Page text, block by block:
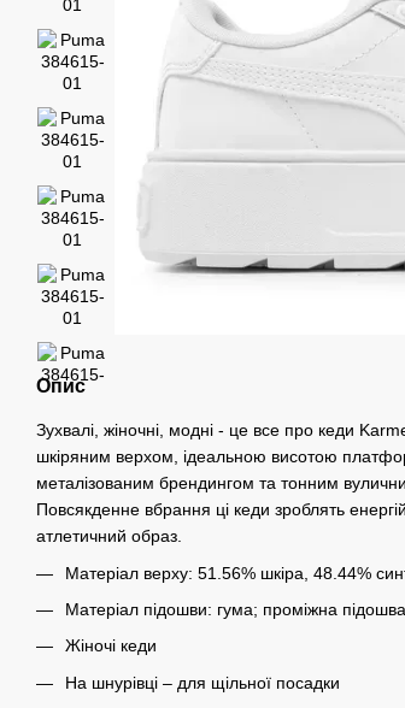
Опис
Зухвалі, жіночні, модні - це все про кеди
шкіряним верхом, ідеальною висотою
металізованим брендингом та тонним
Повсякденне вбрання ці кеди зроблять
атлетичний образ.
Матеріал верху: 51.56% шкіра, 48.44%
Матеріал підошви: гума; проміжна
Жіночі кеди
На шнурівці – для щільної посадки